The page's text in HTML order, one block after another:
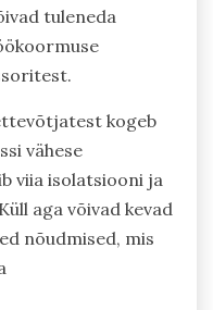
tuleneda
kogeb
vähese
viia isolatsiooni ja
aga võivad kevad
nõudmised, mis